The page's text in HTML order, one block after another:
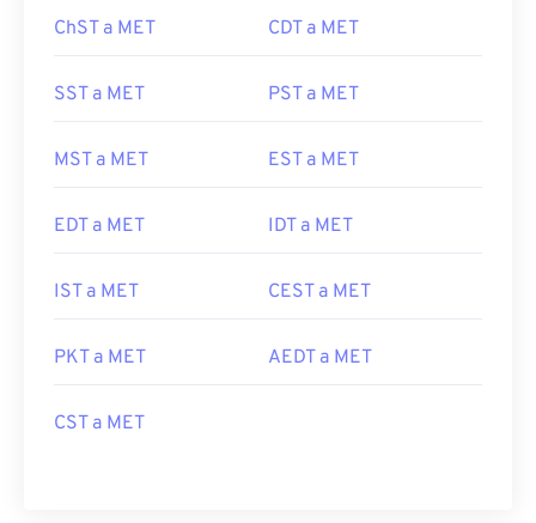
ChST a MET CDT a MET
SST a MET PST a MET
MST a MET EST a MET
EDT a MET IDT a MET
IST a MET CEST a MET
PKT a MET AEDT a MET
CST a MET